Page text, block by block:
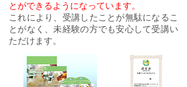
とができるようになっています。
これにより、受講したことが無駄になるこ
とがなく、未経験の方でも安心して受講い
ただけます。